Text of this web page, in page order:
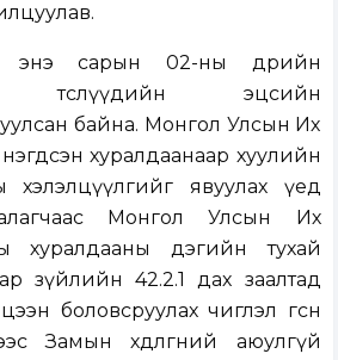
энэ сарын 02-ны өдрийн
төслүүдийн эцсийн
байна. Монгол Улсын Их
хуралдаанаар хуулийн
хэлэлцүүлгийг явуулах үед
Монгол Улсын Их
хуралдааны дэгийн тухай
зүйлийн 42.2.1 дах заалтад
боловсруулах чиглэл өгсөн
Замын хөдөлгөөний аюулгүй